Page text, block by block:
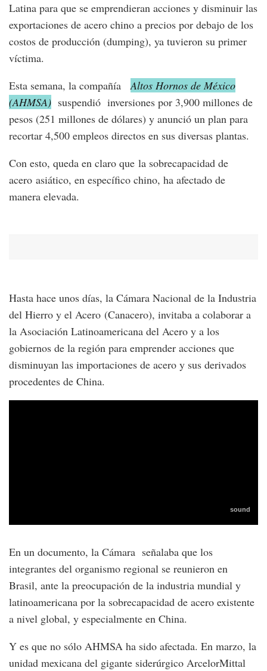
Latina para que se emprendieran acciones y disminuir las
exportaciones de acero chino a precios por debajo de los
costos de producción (dumping), ya tuvieron su primer
víctima.
Esta semana, la compañía
Altos Hornos de México
(AHMSA) suspendió inversiones por 3,900 millones de
pesos (251 millones de dólares) y anunció un plan para
recortar 4,500 empleos directos en sus diversas plantas.
Con esto, queda en claro que la sobrecapacidad de
acero asiático, en específico chino, ha afectado de
manera elevada.
Hasta hace unos días, la Cámara Nacional de la Industria
del Hierro y el Acero (Canacero), invitaba a colaborar a
la Asociación Latinoamericana del Acero y a los
gobiernos de la región para emprender acciones que
disminuyan las importaciones de acero y sus derivados
procedentes de China.
En un documento, la Cámara señalaba que los
integrantes del organismo regional se reunieron en
Brasil, ante la preocupación de la industria mundial y
latinoamericana por la sobrecapacidad de acero existente
a nivel global, y especialmente en China.
Y es que no sólo AHMSA ha sido afectada. En marzo, la
unidad mexicana del gigante siderúrgico ArcelorMittal